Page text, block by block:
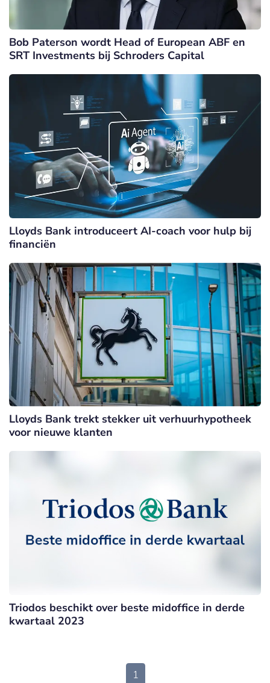
Bob Paterson wordt Head of European ABF en
SRT Investments bij Schroders Capital
Lloyds Bank introduceert AI-coach voor hulp bij
financiën
Lloyds Bank trekt stekker uit verhuurhypotheek
voor nieuwe klanten
Triodos beschikt over beste midoffice in derde
kwartaal 2023
1